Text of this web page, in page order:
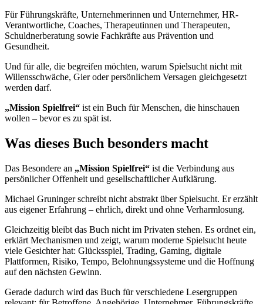
Für Führungskräfte, Unternehmerinnen und Unternehmer, HR-
Verantwortliche, Coaches, Therapeutinnen und Therapeuten,
Schuldnerberatung sowie Fachkräfte aus Prävention und
Gesundheit.
Und für alle, die begreifen möchten, warum Spielsucht nicht mit
Willensschwäche, Gier oder persönlichem Versagen gleichgesetzt
werden darf.
„Mission Spielfrei“ ist ein Buch für Menschen, die hinschauen
wollen – bevor es zu spät ist.
Was dieses Buch besonders macht
Das Besondere an „Mission Spielfrei“ ist die Verbindung aus
persönlicher Offenheit und gesellschaftlicher Aufklärung.
Michael Gruninger schreibt nicht abstrakt über Spielsucht. Er erzählt
aus eigener Erfahrung – ehrlich, direkt und ohne Verharmlosung.
Gleichzeitig bleibt das Buch nicht im Privaten stehen. Es ordnet ein,
erklärt Mechanismen und zeigt, warum moderne Spielsucht heute
viele Gesichter hat: Glücksspiel, Trading, Gaming, digitale
Plattformen, Risiko, Tempo, Belohnungssysteme und die Hoffnung
auf den nächsten Gewinn.
Gerade dadurch wird das Buch für verschiedene Lesergruppen